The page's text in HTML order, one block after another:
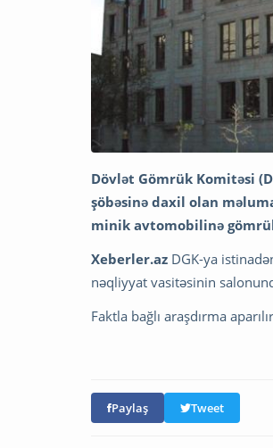
Dövlət Gömrük Komitəsi
şöbəsinə daxil olan
minik avtomobilinə
Xeberler.az DGK-ya
nəqliyyat vasitəsinin
Faktla bağlı araşdırma
Paylaş Tweet